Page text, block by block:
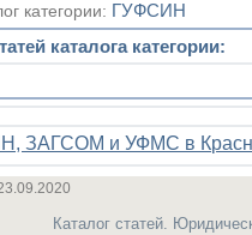
категории: ГУФСИН
каталога категории:
ЗАГСОМ и УФМС в
Каталог статей.